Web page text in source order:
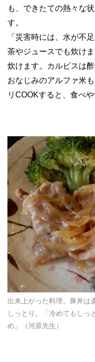
も、できたての熱々な
す。
「災害時には、水が不
茶やジュースでも炊け
炊けます。カルピスは
おなじみのアルファ米
リCOOKすると、食べ
出来上がった料理。豚丼は
しっとり。「冷めてもしっ
め」（河原先生）